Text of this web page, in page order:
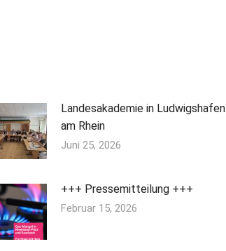
Landesakademie in Ludwigshafen
am Rhein
Juni 25, 2026
+++ Pressemitteilung +++
Februar 15, 2026